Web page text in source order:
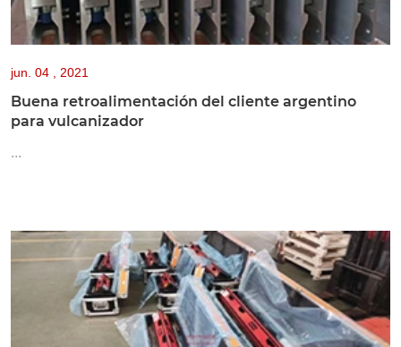
jun. 04 , 2021
Buena retroalimentación del cliente argentino
para vulcanizador
...